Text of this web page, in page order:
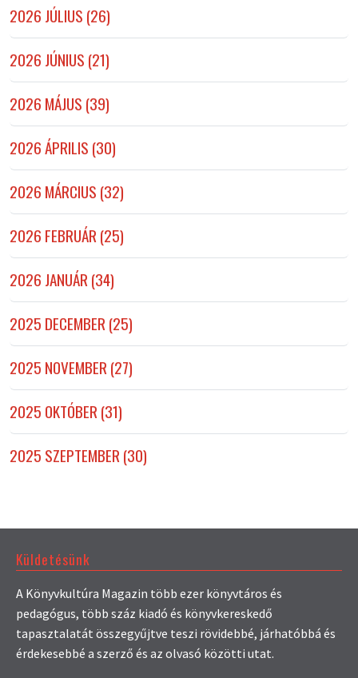
2026 JÚLIUS (26)
2026 JÚNIUS (21)
2026 MÁJUS (39)
2026 ÁPRILIS (30)
2026 MÁRCIUS (32)
2026 FEBRUÁR (25)
2026 JANUÁR (34)
2025 DECEMBER (25)
2025 NOVEMBER (27)
2025 OKTÓBER (31)
2025 SZEPTEMBER (30)
Küldetésünk
A Könyvkultúra Magazin több ezer könyvtáros és
pedagógus, több száz kiadó és könyvkereskedő
tapasztalatát összegyűjtve teszi rövidebbé, járhatóbbá és
érdekesebbé a szerző és az olvasó közötti utat.